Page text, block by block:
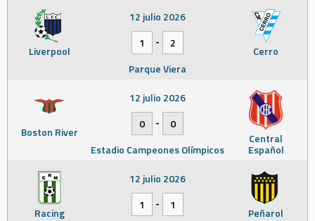
Liverpool Cerro
12 julio 2026
1
-
2
Parque Viera
Boston River Central
Español
12 julio 2026
0
-
0
Estadio Campeones Olímpicos
Racing Peñarol
12 julio 2026
1
-
1